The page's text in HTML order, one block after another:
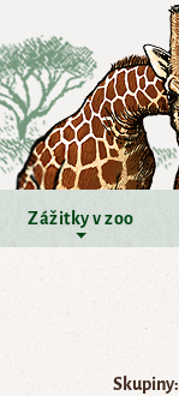
Zážitky v zoo
Skupiny: